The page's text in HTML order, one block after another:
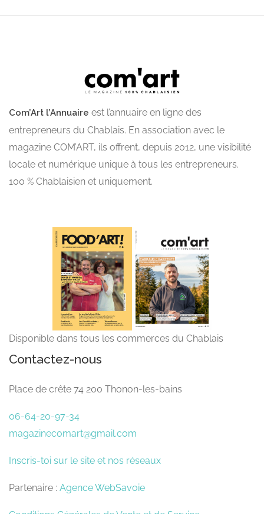
Com’Art l’Annuaire est l’annuaire en ligne des
entrepreneurs du Chablais. En association avec le
magazine COM’ART, ils offrent, depuis 2012, une visibilité
locale et numérique unique à tous les entrepreneurs.
100 % Chablaisien et uniquement.
Disponible dans tous les commerces du Chablais
Contactez-nous
Place de crête 74 200 Thonon-les-bains
06-64-20-97-34
magazinecomart@gmail.com
Inscris-toi sur le site et nos réseaux
Partenaire : Agence WebSavoie